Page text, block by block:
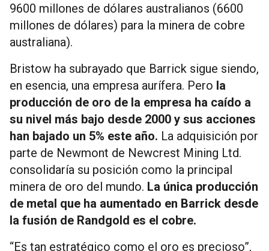
9600 millones de dólares australianos (6600
millones de dólares) para la minera de cobre
australiana).
Bristow ha subrayado que Barrick sigue siendo,
en esencia, una empresa aurífera. Pero la
producción de oro de la empresa ha caído a
su nivel más bajo desde 2000 y sus acciones
han bajado un 5% este año. La adquisición por
parte de Newmont de Newcrest Mining Ltd.
consolidaría su posición como la principal
minera de oro del mundo. La única producción
de metal que ha aumentado en Barrick desde
la fusión de Randgold es el cobre.
“Es tan estratégico como el oro es precioso”,